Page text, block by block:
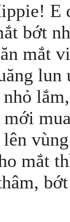
E
bớt
mắt
mới
lên
mắt